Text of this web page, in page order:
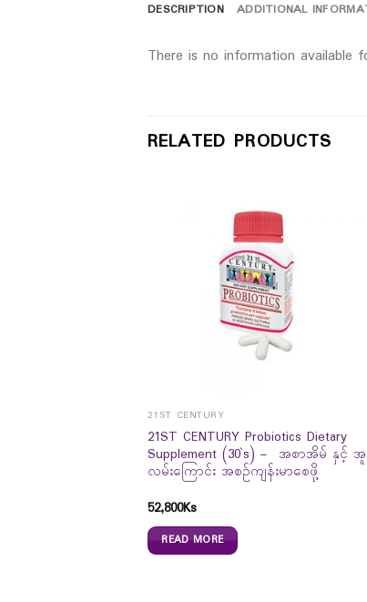
DESCRIPTION ADDITIONAL
There is no information available
RELATED PRODUCTS
21ST CENTURY
21ST CENTURY Probiotics Dietary
Supplement (30`s) – အစာအိမ် နှင့် အူ
လမ်းကြောင်း အစဉ်ကျန်းမာစေဖို့
52,800Ks
READ MORE